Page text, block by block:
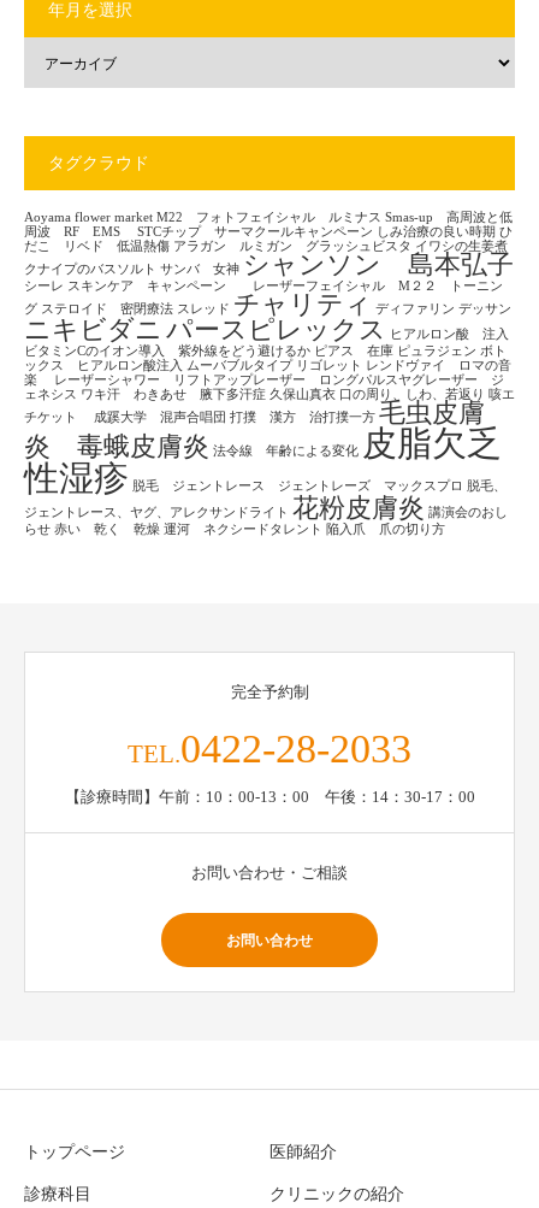
年月を選択
タグクラウド
Aoyama flower market M22 フォトフェイシャル ルミナス Smas-up 高周波と低
周波 RF EMS
STCチップ サーマクールキャンペーン しみ治療の良い時期 ひ
だこ リベド 低温熱傷 アラガン ルミガン グラッシュビスタ イワシの生姜煮
クナイプのバスソルト サンバ 女神 シャンソン 島本弘子
シーレ スキンケア キャンペーン レーザーフェイシャル M２２ トーニン
グ ステロイド 密閉療法 スレッド チャリティ ディファリン デッサン
ニキビダニ パースピレックス
ヒアルロン酸 注入
ビタミンCのイオン導入 紫外線をどう避けるか ピアス 在庫 ピュラジェン ボト
ックス ヒアルロン酸注入
ムーバブルタイプ リゴレット レンドヴァイ ロマの音
楽
レーザーシャワー リフトアップレーザー ロングパルスヤグレーザー ジ
ェネシス ワキ汗 わきあせ 腋下多汗症 久保山真衣 口の周り、しわ、若返り 咳エ
チケット
成蹊大学 混声合唱団 打撲 漢方 治打撲一方 毛虫皮膚
炎 毒蛾皮膚炎 法令線 年齢による変化
皮脂欠乏
性湿疹 脱毛 ジェントレース ジェントレーズ マックスプロ
脱毛、
ジェントレース、ヤグ、アレクサンドライト 花粉皮膚炎 講演会のおし
らせ 赤い 乾く 乾燥 運河 ネクシードタレント 陥入爪 爪の切り方
完全予約制
TEL.0422-28-2033
【診療時間】午前：10：00-13：00 午後：14：30-17：00
お問い合わせ・ご相談
お問い合わせ
トップページ 医師紹介
診療科目 クリニックの紹介